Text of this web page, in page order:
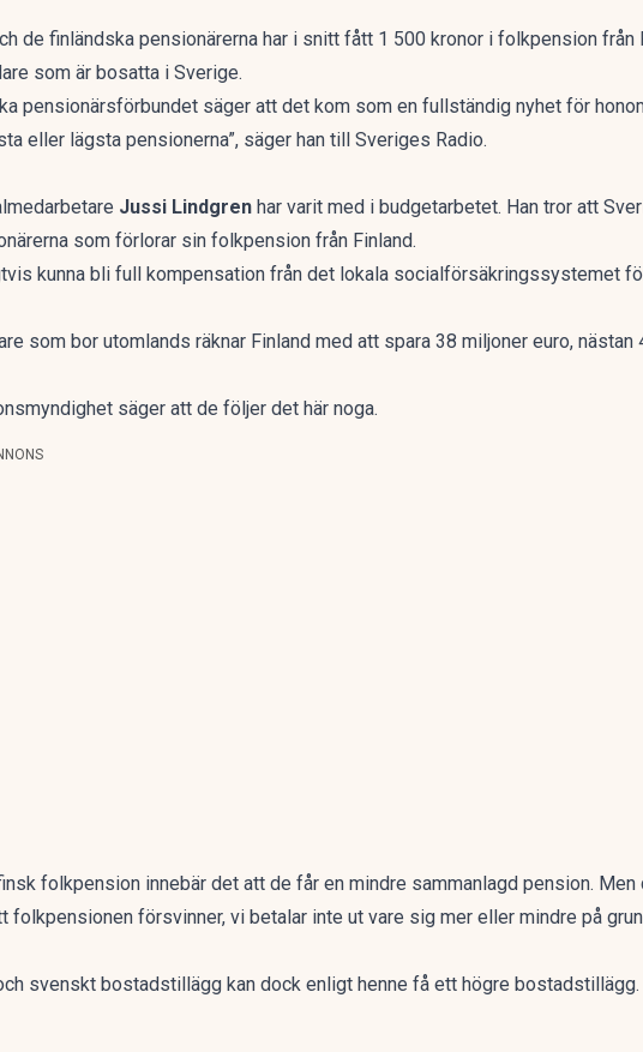
de finländska pensionärerna har i snitt fått 1 500 kronor i folkpension från
som är bosatta i Sverige.
pensionärsförbundet säger att det kom som en fullständig nyhet för
eller lägsta pensionerna”, säger han till Sveriges Radio.
Jussi Lindgren har varit med i budgetarbetet. Han tror att
som förlorar sin folkpension från Finland.
kunna bli full kompensation från det lokala socialförsäkringssystemet
som bor utomlands räknar Finland med att spara 38 miljoner euro, nästan
säger att de följer det här noga.
folkpension innebär det att de får en mindre sammanlagd pension. Men
folkpensionen försvinner, vi betalar inte ut vare sig mer eller mindre på
svenskt bostadstillägg kan dock enligt henne få ett högre bostadstillägg.